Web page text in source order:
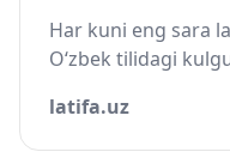
Har kuni eng sara
O‘zbek tilidagi
latifa.uz